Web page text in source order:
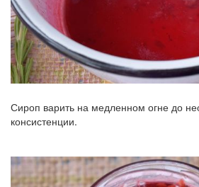
Сироп варить на медленном огне до
консистенции.